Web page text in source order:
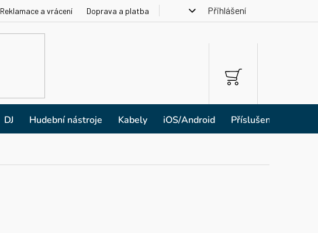
Reklamace a vrácení Doprava a platba Přihlášení
NÁKUPNÍ
KOŠÍK
DJ Hudební nástroje Kabely iOS/Android Příslušenství